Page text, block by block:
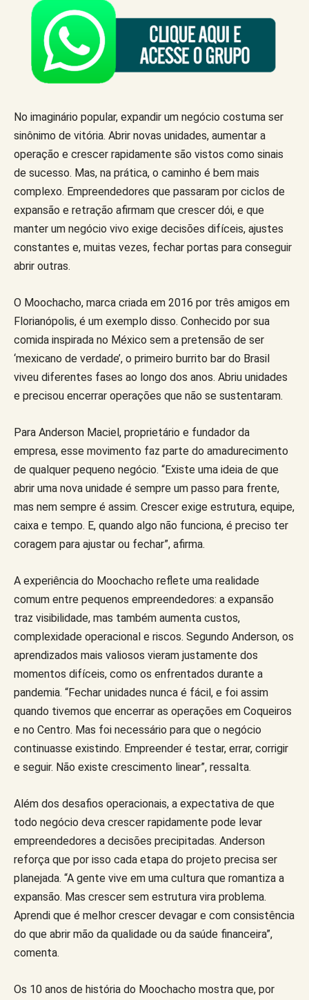
No imaginário popular, expandir um negócio costuma ser
sinônimo de vitória. Abrir novas unidades, aumentar a
operação e crescer rapidamente são vistos como sinais
de sucesso. Mas, na prática, o caminho é bem mais
complexo. Empreendedores que passaram por ciclos de
expansão e retração afirmam que crescer dói, e que
manter um negócio vivo exige decisões difíceis, ajustes
constantes e, muitas vezes, fechar portas para conseguir
abrir outras.
O Moochacho, marca criada em 2016 por três amigos em
Florianópolis, é um exemplo disso. Conhecido por sua
comida inspirada no México sem a pretensão de ser
‘mexicano de verdade’, o primeiro burrito bar do Brasil
viveu diferentes fases ao longo dos anos. Abriu unidades
e precisou encerrar operações que não se sustentaram.
Para Anderson Maciel, proprietário e fundador da
empresa, esse movimento faz parte do amadurecimento
de qualquer pequeno negócio. “Existe uma ideia de que
abrir uma nova unidade é sempre um passo para frente,
mas nem sempre é assim. Crescer exige estrutura, equipe,
caixa e tempo. E, quando algo não funciona, é preciso ter
coragem para ajustar ou fechar”, afirma.
A experiência do Moochacho reflete uma realidade
comum entre pequenos empreendedores: a expansão
traz visibilidade, mas também aumenta custos,
complexidade operacional e riscos. Segundo Anderson, os
aprendizados mais valiosos vieram justamente dos
momentos difíceis, como os enfrentados durante a
pandemia. “Fechar unidades nunca é fácil, e foi assim
quando tivemos que encerrar as operações em Coqueiros
e no Centro. Mas foi necessário para que o negócio
continuasse existindo. Empreender é testar, errar, corrigir
e seguir. Não existe crescimento linear”, ressalta.
Além dos desafios operacionais, a expectativa de que
todo negócio deva crescer rapidamente pode levar
empreendedores a decisões precipitadas. Anderson
reforça que por isso cada etapa do projeto precisa ser
planejada. “A gente vive em uma cultura que romantiza a
expansão. Mas crescer sem estrutura vira problema.
Aprendi que é melhor crescer devagar e com consistência
do que abrir mão da qualidade ou da saúde financeira”,
comenta.
Os 10 anos de história do Moochacho mostra que, por